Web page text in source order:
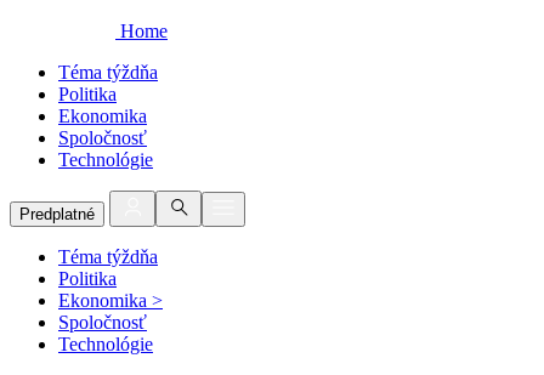
Home
Téma týždňa
Politika
Ekonomika
Spoločnosť
Technológie
Predplatné
Téma týždňa
Politika
Ekonomika >
Spoločnosť
Technológie